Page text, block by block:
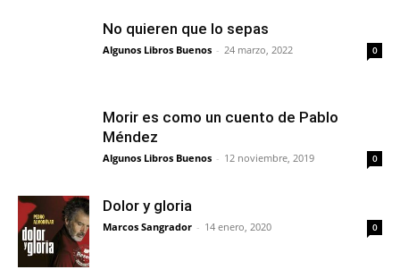
No quieren que lo sepas
Algunos Libros Buenos - 24 marzo, 2022 0
Morir es como un cuento de Pablo
Méndez
Algunos Libros Buenos - 12 noviembre, 2019 0
Dolor y gloria
Marcos Sangrador - 14 enero, 2020 0